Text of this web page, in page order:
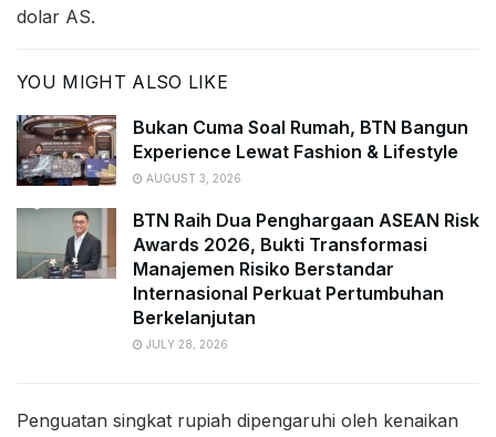
dolar AS.
YOU MIGHT ALSO LIKE
Bukan Cuma Soal Rumah, BTN Bangun
Experience Lewat Fashion & Lifestyle
AUGUST 3, 2026
BTN Raih Dua Penghargaan ASEAN Risk
Awards 2026, Bukti Transformasi
Manajemen Risiko Berstandar
Internasional Perkuat Pertumbuhan
Berkelanjutan
JULY 28, 2026
Penguatan singkat rupiah dipengaruhi oleh kenaikan